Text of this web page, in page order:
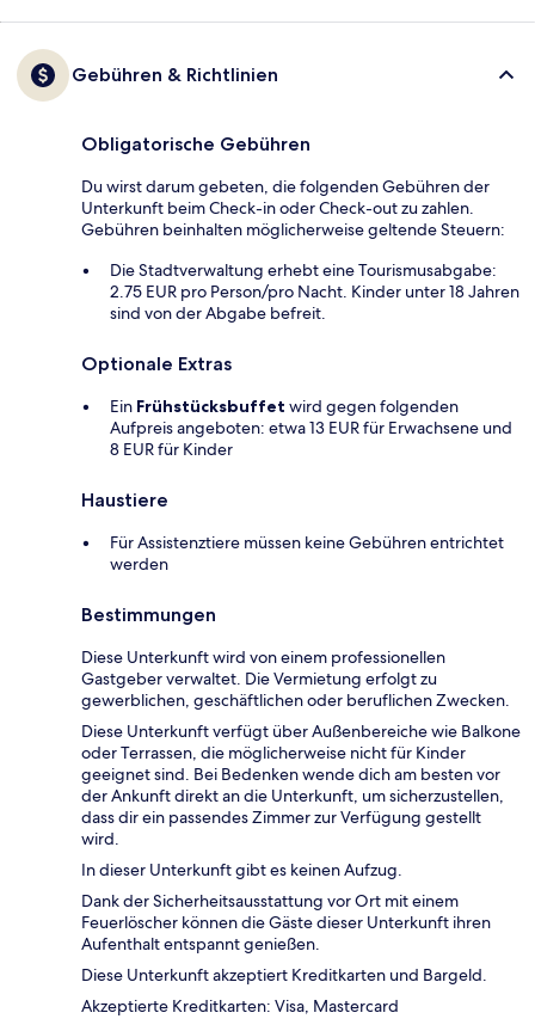
Gebühren & Richtlinien
Obligatorische Gebühren
Du wirst darum gebeten, die folgenden Gebühren der
Unterkunft beim Check-in oder Check-out zu zahlen.
Gebühren beinhalten möglicherweise geltende Steuern:
Die Stadtverwaltung erhebt eine Tourismusabgabe:
2.75 EUR pro Person/pro Nacht. Kinder unter 18 Jahren
sind von der Abgabe befreit.
Optionale Extras
Ein Frühstücksbuffet wird gegen folgenden
Aufpreis angeboten: etwa 13 EUR für Erwachsene und
8 EUR für Kinder
Haustiere
Für Assistenztiere müssen keine Gebühren entrichtet
werden
Bestimmungen
Diese Unterkunft wird von einem professionellen
Gastgeber verwaltet. Die Vermietung erfolgt zu
gewerblichen, geschäftlichen oder beruflichen Zwecken.
Diese Unterkunft verfügt über Außenbereiche wie Balkone
oder Terrassen, die möglicherweise nicht für Kinder
geeignet sind. Bei Bedenken wende dich am besten vor
der Ankunft direkt an die Unterkunft, um sicherzustellen,
dass dir ein passendes Zimmer zur Verfügung gestellt
wird.
In dieser Unterkunft gibt es keinen Aufzug.
Dank der Sicherheitsausstattung vor Ort mit einem
Feuerlöscher können die Gäste dieser Unterkunft ihren
Aufenthalt entspannt genießen.
Diese Unterkunft akzeptiert Kreditkarten und Bargeld.
Akzeptierte Kreditkarten: Visa, Mastercard